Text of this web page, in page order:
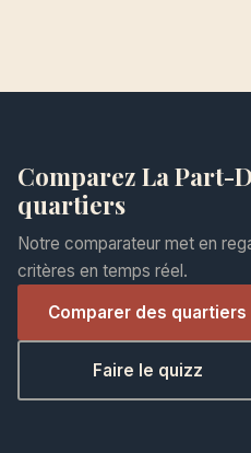
Comparez La Part-
quartiers
Notre comparateur met en
critères en temps réel.
Comparer des quartiers
Faire le quizz